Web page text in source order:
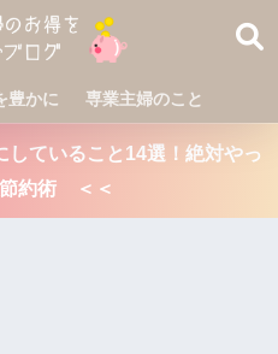
豊かに 専業主婦のこと
していること14選！絶対やっ
約術 ＜＜